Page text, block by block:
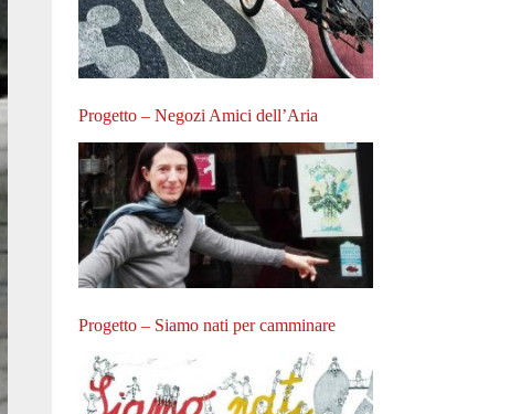
Progetto – Negozi Amici dell’Aria
Progetto – Siamo nati per camminare